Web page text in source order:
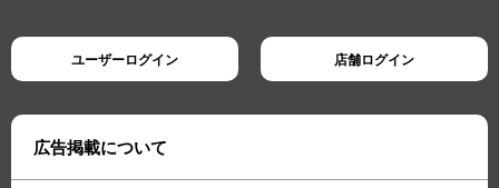
ユーザーログイン 店舗ログイン
広告掲載について